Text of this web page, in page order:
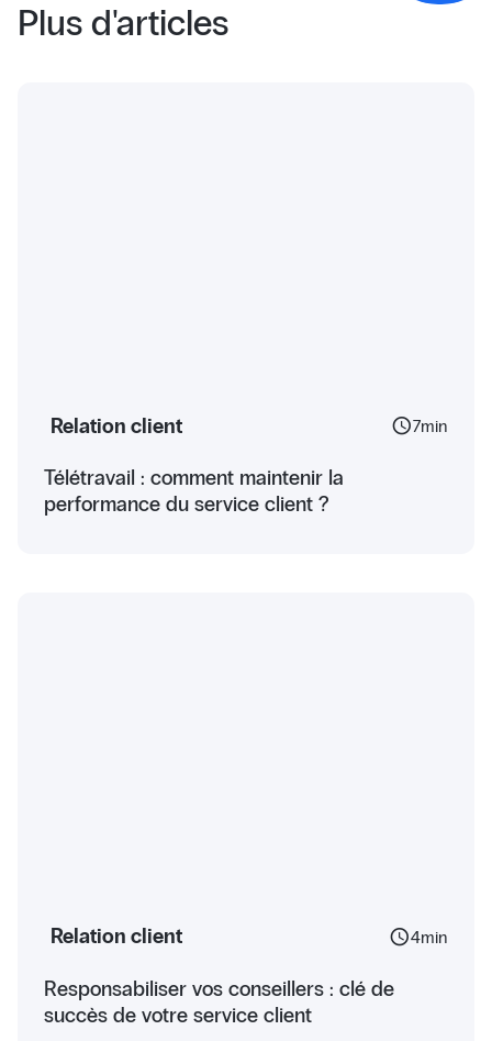
Plus d'articles
Relation client schedule7min
Télétravail : comment maintenir la
performance du service client ?
Relation client schedule4min
Responsabiliser vos conseillers : clé de
succès de votre service client